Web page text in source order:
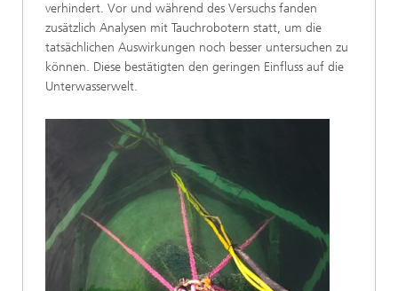
verhindert. Vor und während des Versuchs fanden
zusätzlich Analysen mit Tauchrobotern statt, um die
tatsächlichen Auswirkungen noch besser untersuchen zu
können. Diese bestätigten den geringen Einfluss auf die
Unterwasserwelt.